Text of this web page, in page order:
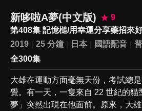
新哆啦A夢(中文版)
9
第408集 記憶槌/用幸運分享藥招來
2019
25 分鐘 日本 國語配音
全300集
大雄在運動方面毫無天份，考試總
覺。有一天，一隻來自 22 世紀的貓
夢」突然出現在他面前。原來，大